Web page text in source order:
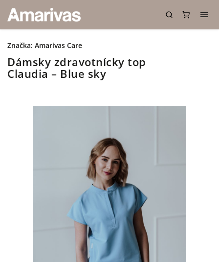
Dámsky zdravotnícky top
Claudia – Blue sky
Značka: Amarivas Care